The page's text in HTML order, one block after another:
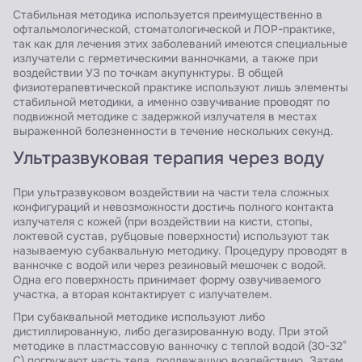
Стабильная методика используется преимущественно в
офтальмологической, стоматологической и ЛОР-практике,
так как для лечения этих заболеваний имеются специальные
излучатели с герметическими ванночками, а также при
воздействии УЗ по точкам акупунктуры. В общей
физиотерапевтической практике используют лишь элементы
стабильной методики, а именно озвучивание проводят по
подвижной методике с задержкой излучателя в местах
выраженной болезненности в течение нескольких секунд.
Ультразвуковая терапия через воду
При ультразвуковом воздействии на части тела сложных
конфигураций и невозможности достичь полного контакта
излучателя с кожей (при воздействии на кисти, стопы,
локтевой сустав, рубцовые поверхности) используют так
называемую субаквальную методику. Процедуру проводят в
ванночке с водой или через резиновый мешочек с водой.
Одна его поверхность принимает форму озвучиваемого
участка, а вторая контактирует с излучателем.
При субаквальной методике используют либо
дистиллированную, либо дегазированную воду. При этой
методике в пластмассовую ванночку с теплой водой (30-32°